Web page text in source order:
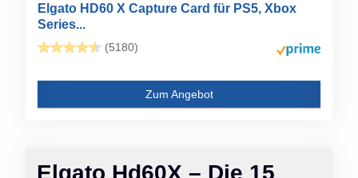
Elgato Hd60X – Die 15
Elgato HD60 X Capture Card für PS5, Xbox
Series...
(5180)
Zum Angebot